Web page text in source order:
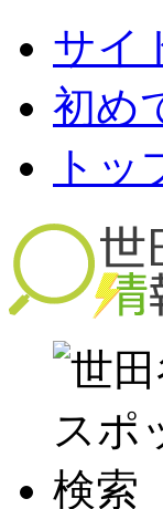
サイ
初め
トッ